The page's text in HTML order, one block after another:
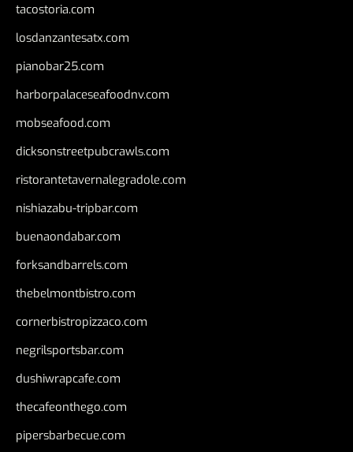
tacostoria.com
losdanzantesatx.com
pianobar25.com
harborpalaceseafoodnv.com
mobseafood.com
dicksonstreetpubcrawls.com
ristorantetavernalegradole.com
nishiazabu-tripbar.com
buenaondabar.com
forksandbarrels.com
thebelmontbistro.com
cornerbistropizzaco.com
negrilsportsbar.com
dushiwrapcafe.com
thecafeonthego.com
pipersbarbecue.com